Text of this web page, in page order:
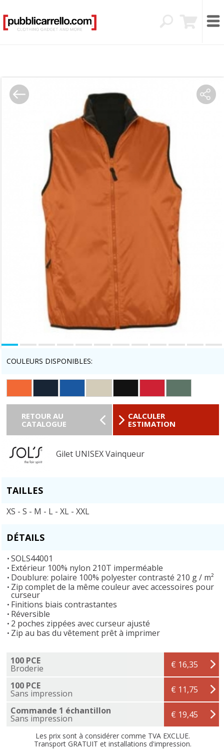
COULEURS DISPONIBLES:
RETOUR AU
CATALOGUE
CALCULER
ESTIMATION
Gilet UNISEX Vainqueur
TAILLES
XS - S - M - L - XL - XXL
DÉTAILS
SOLS44001
Extérieur 100% nylon 210T imperméable
Doublure: polaire 100% polyester contrasté 210 g / m²
Zip complet de la même couleur avec accessoires pour
curseur
Finitions biais contrastantes
Réversible
2 poches zippées avec curseur ajusté
Zip au bas du vêtement prêt à imprimer
100 PCE
Broderie
€ 16,35
100 PCE
Sans impression
€ 11,75
Commande 1 échantillon
Sans impression € 19,45
Les prix sont à considérer comme TVA EXCLUE.
Transport GRATUIT et installations d'impression.